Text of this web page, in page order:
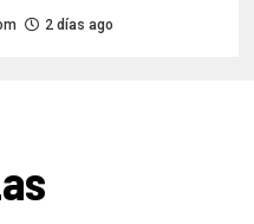
2 días ago